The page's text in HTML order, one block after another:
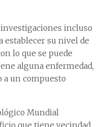
incluso
establecer su nivel de
lo que se puede
alguna enfermedad,
a un compuesto
Mundial